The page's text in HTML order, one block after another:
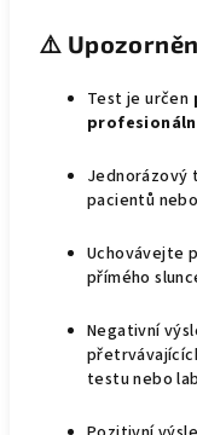
⚠️
Test je určen
Jednorázový
pacientů
Uchovávejte
přímého
Negativní
testu nebo